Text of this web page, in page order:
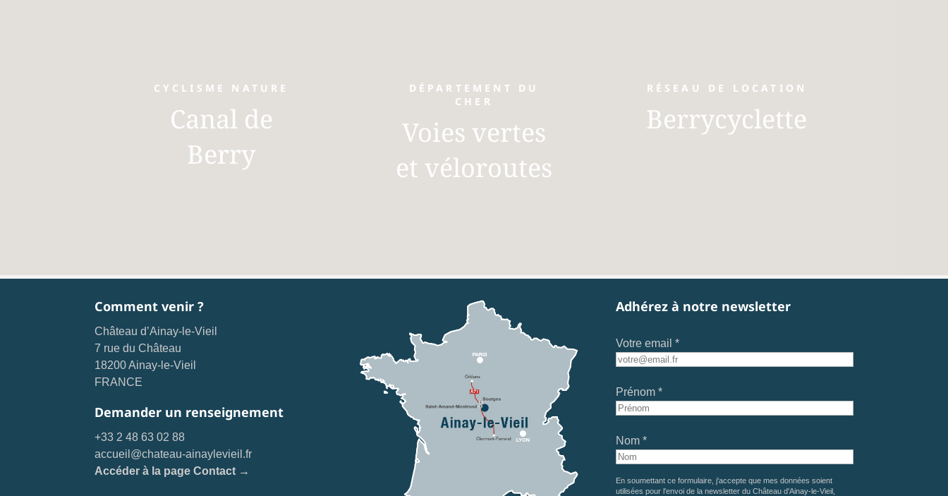
CYCLISME NATURE
Canal de
Berry
DÉPARTEMENT DU
CHER
Voies vertes
et véloroutes
RÉSEAU DE LOCATION
Berrycyclette
Comment venir ?
Château d’Ainay-le-Vieil
7 rue du Château
18200 Ainay-le-Vieil
FRANCE
Demander un renseignement
+33 2 48 63 02 88
accueil@chateau-ainaylevieil.fr
Accéder à la page Contact →
Adhérez à notre newsletter
Votre email *
Prénom *
Nom *
En soumettant ce formulaire, j'accepte que mes données soient
utilisées pour l'envoi de la newsletter du Château d'Ainay-le-Vieil,